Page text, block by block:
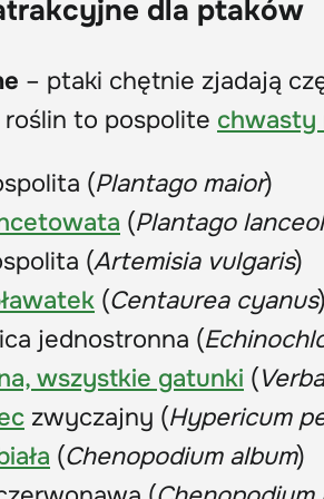
dla ptaków
– ptaki chętnie zjadają
to pospolite chwasty
(Plantago maior)
(Plantago
(Artemisia vulgaris)
(Centaurea cyanus)
jednostronna (
wszystkie gatunki (
zwyczajny (Hypericum
(Chenopodium album)